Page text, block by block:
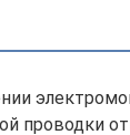
проводки